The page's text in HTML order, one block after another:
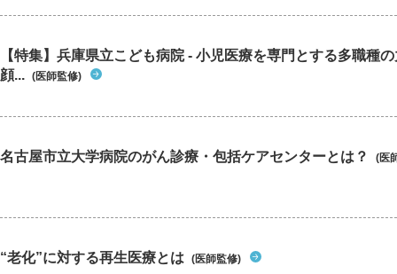
【特集】兵庫県立こども病院 - 小児医療を専門とする多職種
顔... (医師監修)
名古屋市立大学病院のがん診療・包括ケアセンターとは？ (医
“老化”に対する再生医療とは (医師監修)